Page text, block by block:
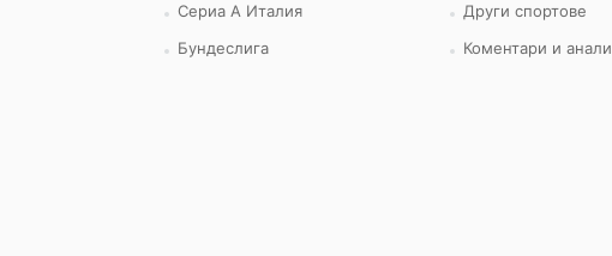
Сериа А Италия
Бундеслига
Други спортове
Коментари и